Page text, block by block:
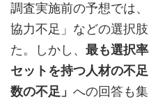
調査実施前の予想では
協力不足」などの選択
た。しかし、 最も選択
セットを持つ人材の不足
数の不足」 への回答も